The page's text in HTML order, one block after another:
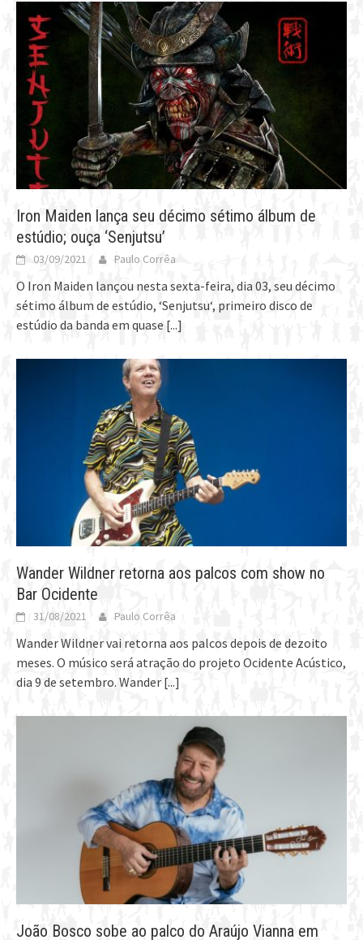
Iron Maiden lança seu décimo sétimo álbum de
estúdio; ouça ‘Senjutsu’
03/09/2021 Paulo Corrêa
O Iron Maiden lançou nesta sexta-feira, dia 03, seu décimo
sétimo álbum de estúdio, ‘Senjutsu‘, primeiro disco de
estúdio da banda em quase [...]
Wander Wildner retorna aos palcos com show no
Bar Ocidente
31/08/2021 Paulo Corrêa
Wander Wildner vai retorna aos palcos depois de dezoito
meses. O músico será atração do projeto Ocidente Acústico,
dia 9 de setembro. Wander [...]
João Bosco sobe ao palco do Araújo Vianna em